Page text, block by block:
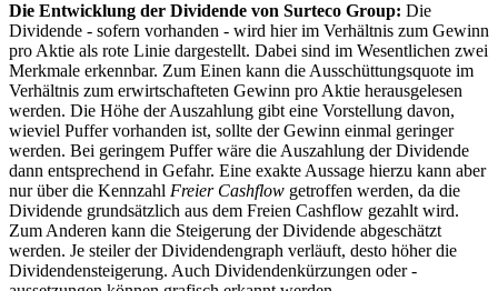
Die Entwicklung der Dividende von Surteco Group: Die
Dividende - sofern vorhanden - wird hier im Verhältnis zum Gewinn
pro Aktie als rote Linie dargestellt. Dabei sind im Wesentlichen zwei
Merkmale erkennbar. Zum Einen kann die Ausschüttungsquote im
Verhältnis zum erwirtschafteten Gewinn pro Aktie herausgelesen
werden. Die Höhe der Auszahlung gibt eine Vorstellung davon,
wieviel Puffer vorhanden ist, sollte der Gewinn einmal geringer
werden. Bei geringem Puffer wäre die Auszahlung der Dividende
dann entsprechend in Gefahr. Eine exakte Aussage hierzu kann aber
nur über die Kennzahl Freier Cashflow getroffen werden, da die
Dividende grundsätzlich aus dem Freien Cashflow gezahlt wird.
Zum Anderen kann die Steigerung der Dividende abgeschätzt
werden. Je steiler der Dividendengraph verläuft, desto höher die
Dividendensteigerung. Auch Dividendenkürzungen oder -